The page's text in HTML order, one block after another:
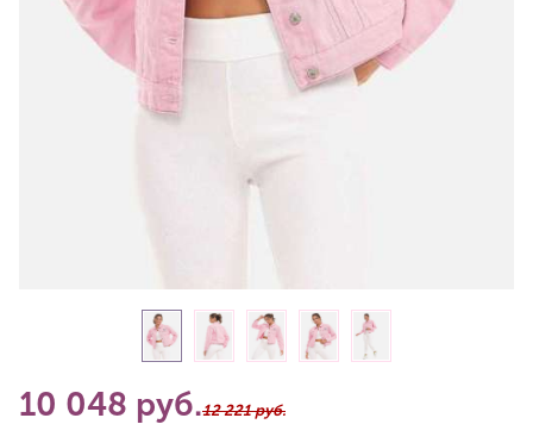
10 048 руб.12 221 руб.